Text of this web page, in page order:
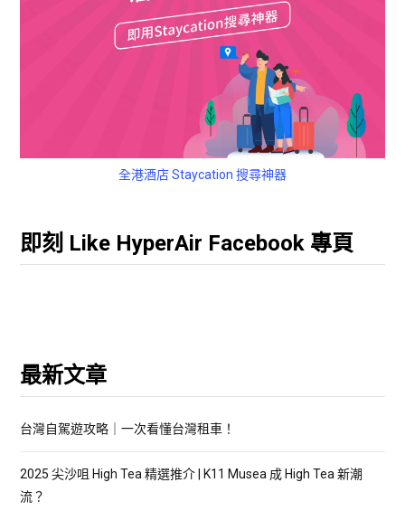
全港酒店 Staycation 搜尋神器
即刻 Like HyperAir Facebook 專頁
最新文章
台灣自駕遊攻略｜一次看懂台灣租車！
2025 尖沙咀 High Tea 精選推介 | K11 Musea 成 High Tea 新潮
流？